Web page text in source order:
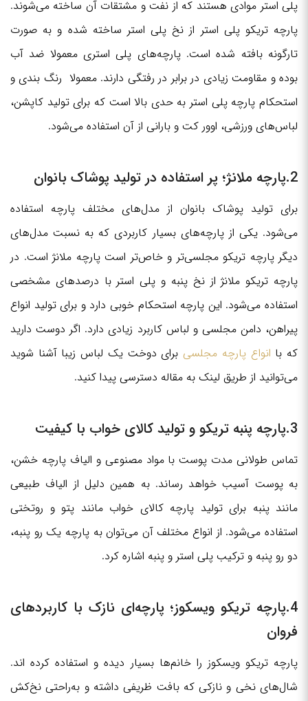
پلی استر موادی هستند که از نفت و مشتقات آن ساخته می‌شوند.
پارچه تریکو پلی استر از نخ پلی استر ساخته شده و به صورت
تارگونه بافته شده است. پارچه‌های پلی استری معمولا ضد آب
بوده و مقاومت زیادی در برابر در رفتگی دارند. معمولا رنگ بندی و
استحکام پارچه پلی استر به حدی بالا است که برای تولید کاپشن،
لباس‌های ورزشی، اوور کت و بارانی از آن استفاده می‌شود.
2.پارچه ملانژ؛ پر استفاده در تولید پوشاک بانوان
برای تولید پوشاک بانوان از مدل‌های مختلف پارچه استفاده
می‌شود. یکی از پارچه‌های بسیار کاربردی که به نسبت مدل‌های
دیگر پارچه تریکو مجلسی‌تر و خاص‌تر است پارچه ملانژ است. در
پارچه تریکو ملانژ از نخ پنبه و پلی استر با درصدهای مشخصی
استفاده می‌شود. این پارچه استحکام خوبی دارد و برای تولید انواع
پیراهن، دامن مجلسی و لباس کاربرد زیادی دارد. اگر دوست دارید
که با انواع پارچه‌ مجلسی برای دوخت یک لباس زیبا آشنا شوید
می‌توانید از طریق لینک به مقاله دسترسی پیدا کنید.
3.پارچه پنبه تریکو و تولید کالای خواب با کیفیت
تماس طولانی مدت پوست با مواد مصنوعی و الیاف پارچه خشن،
به پوست آسیب خواهد رساند. به همین دلیل از الیاف طبیعی
مانند پنبه برای تولید پارچه کالای خواب مانند پتو و روتختی
استفاده می‌شود. از انواع مختلف آن می‌توان به پارچه یک رو پنبه،
دو رو پنبه و ترکیب پلی استر و پنبه اشاره کرد.
4.پارچه تریکو ویسکوز؛ پارچه‌ای نازک با کاربردهای
فروان
پارچه تریکو ویسکوز را خانم‌ها بسیار دیده و استفاده کرده اند.
شال‌های نخی و نازکی که بافت ظریفی داشته و به‌راحتی نخ‌کش